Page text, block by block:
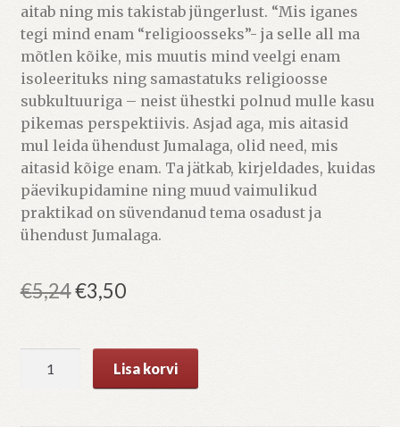
aitab ning mis takistab jüngerlust. “Mis iganes
tegi mind enam “religioosseks”- ja selle all ma
mõtlen kõike, mis muutis mind veelgi enam
isoleerituks ning samastatuks religioosse
subkultuuriga – neist ühestki polnud mulle kasu
pikemas perspektiivis. Asjad aga, mis aitasid
mul leida ühendust Jumalaga, olid need, mis
aitasid kõige enam. Ta jätkab, kirjeldades, kuidas
päevikupidamine ning muud vaimulikud
praktikad on süvendanud tema osadust ja
ühendust Jumalaga.
€5,24Algne
oli:
€5,24.
€3,50Praegune
on:
€3,50.
Lisa korvi